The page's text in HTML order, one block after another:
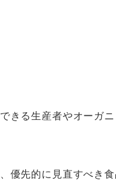
きる生産者やオーガ
優先的に見直すべき